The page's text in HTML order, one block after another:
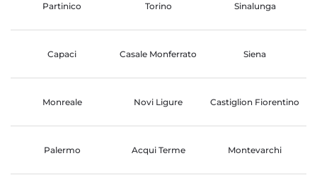
Partinico Torino Sinalunga
Capaci Casale Monferrato Siena
Monreale Novi Ligure Castiglion Fiorentino
Palermo Acqui Terme Montevarchi